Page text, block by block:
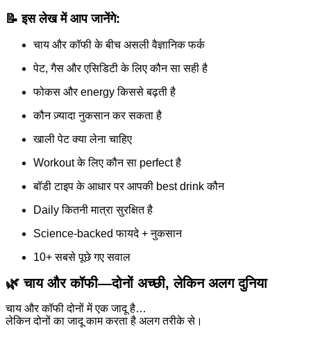
📝इस लेख में आप जानेंगे:
चाय और कॉफी के बीच असली वैज्ञानिक फर्क
पेट, गैस और एसिडिटी के लिए कौन सा सही है
फोकस और energy किससे बढ़ती है
कौन ज़्यादा नुकसान कर सकता है
खाली पेट क्या लेना चाहिए
Workout के लिए कौन सा perfect है
बॉडी टाइप के आधार पर आपकी best drink कौन
Daily कितनी मात्रा सुरक्षित है
Science-backed फायदे + नुकसान
10+ सबसे पूछे गए सवाल
🌿चाय और कॉफी—दोनों अच्छी, लेकिन अलग दुनिया
चाय और कॉफी दोनों में एक जादू है…
लेकिन दोनों का जादू काम करता है अलग तरीके से।